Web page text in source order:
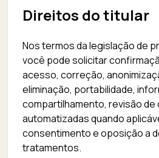
Direitos do titular
Nos termos da legislação de
você pode solicitar
acesso, correção,
eliminação, portabilidade,
compartilhamento, revisão de
automatizadas quando
consentimento e oposição a
tratamentos.